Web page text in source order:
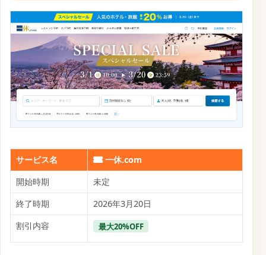
【一休.com】早割キャンペーンセール の予約方法
【一休.com】早割キャンペーンセールの予約条件
【一休.com】直前割引キャンペーン